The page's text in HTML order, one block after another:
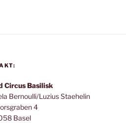
Circus Basilisk
Bernoulli/Luzius Staehelin
4
Basel